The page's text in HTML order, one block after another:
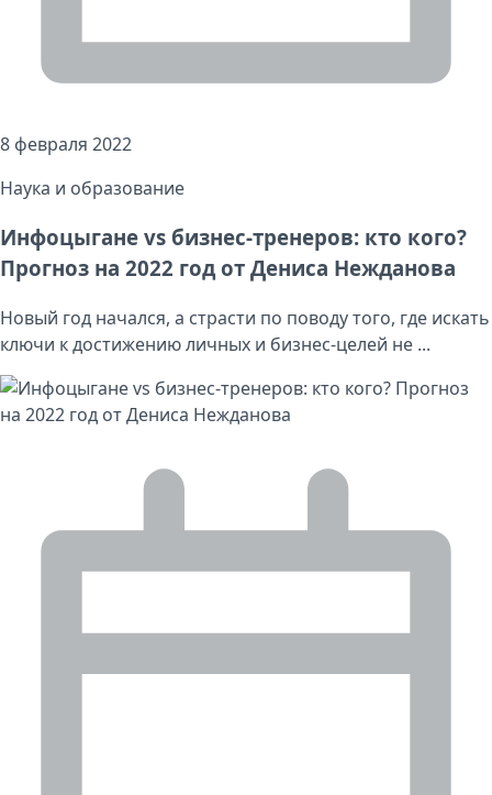
8 февраля 2022
Наука и образование
Инфоцыгане vs бизнес-тренеров: кто кого?
Прогноз на 2022 год от Дениса Нежданова
Новый год начался, а страсти по поводу того, где искать
ключи к достижению личных и бизнес-целей не ...